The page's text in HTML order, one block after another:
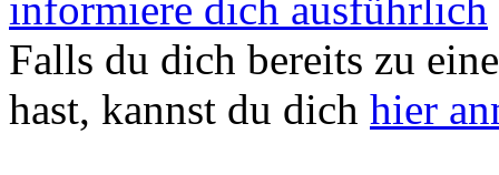
Falls du dich bereits zu
hast, kannst du dich hier